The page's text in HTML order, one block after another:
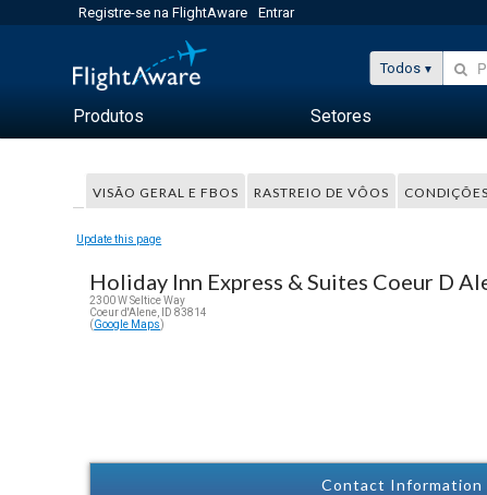
Registre-se na FlightAware Entrar
Todos
Produtos Setores
VISÃO GERAL E FBOS RASTREIO DE VÔOS
Update this page
Holiday Inn Express & Suites Coeur D
2300 W Seltice Way
Coeur d'Alene, ID 83814
(Google Maps)
Contact Information